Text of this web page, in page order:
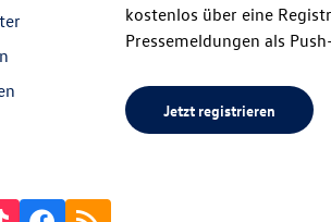
kostenlos über eine
Pressemeldungen als
Jetzt registrieren